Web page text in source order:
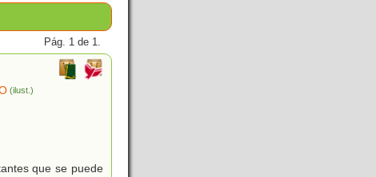
Pág. 1 de 1.
(ilust.)
que se puede